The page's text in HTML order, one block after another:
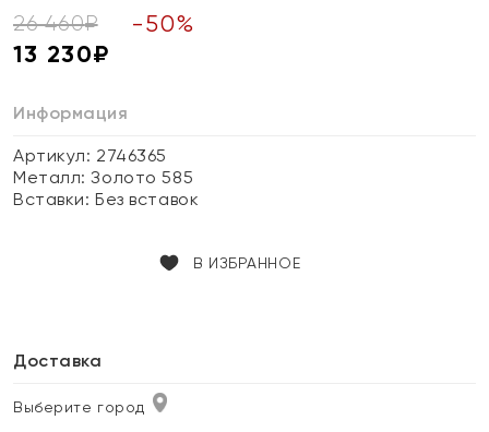
26 460₽ -50%
13 230₽
Информация
Артикул: 2746365
Металл:Золото 585
Вставки:Без вставок
В ИЗБРАННОЕ
Доставка
Выберите город